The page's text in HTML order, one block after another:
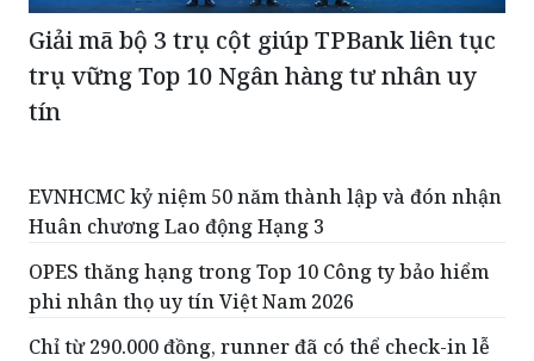
Giải mã bộ 3 trụ cột giúp TPBank liên tục
trụ vững Top 10 Ngân hàng tư nhân uy
tín
EVNHCMC kỷ niệm 50 năm thành lập và đón nhận
Huân chương Lao động Hạng 3
OPES thăng hạng trong Top 10 Công ty bảo hiểm
phi nhân thọ uy tín Việt Nam 2026
Chỉ từ 290.000 đồng, runner đã có thể check-in lễ